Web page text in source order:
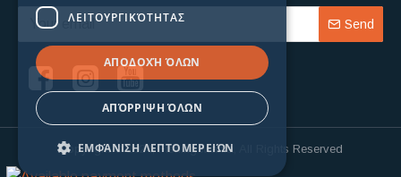
Send
Copyright © 2024, Fishing Mania, All Rights Reserved
ΛΕΙΤΟΥΡΓΙΚΌΤΗΤΑΣ
ΑΠΟΔΟΧΉ ΌΛΩΝ
ΑΠΌΡΡΙΨΗ ΌΛΩΝ
ΕΜΦΆΝΙΣΗ ΛΕΠΤΟΜΕΡΕΙΏΝ